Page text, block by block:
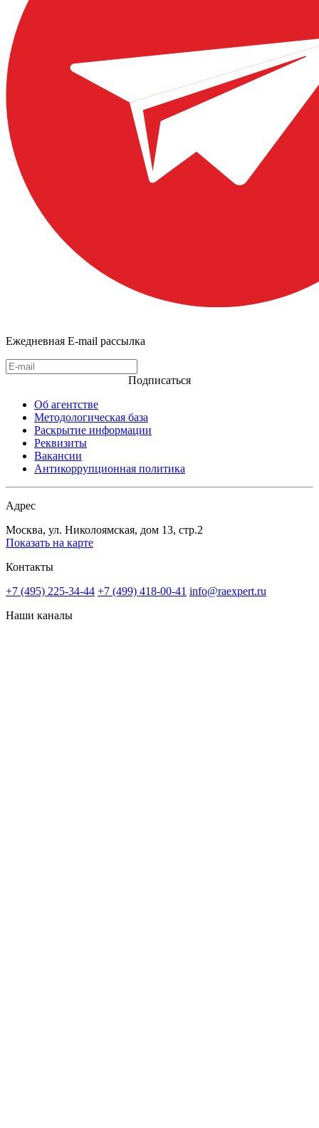
Ежедневная E-mail рассылка
Подписаться
Об агентстве
Методологическая база
Раскрытие информации
Реквизиты
Вакансии
Антикоррупционная политика
Адрес
Москва, ул. Николоямская, дом 13, стр.2
Показать на карте
Контакты
+7 (495) 225-34-44 +7 (499) 418-00-41 info@raexpert.ru
Наши каналы